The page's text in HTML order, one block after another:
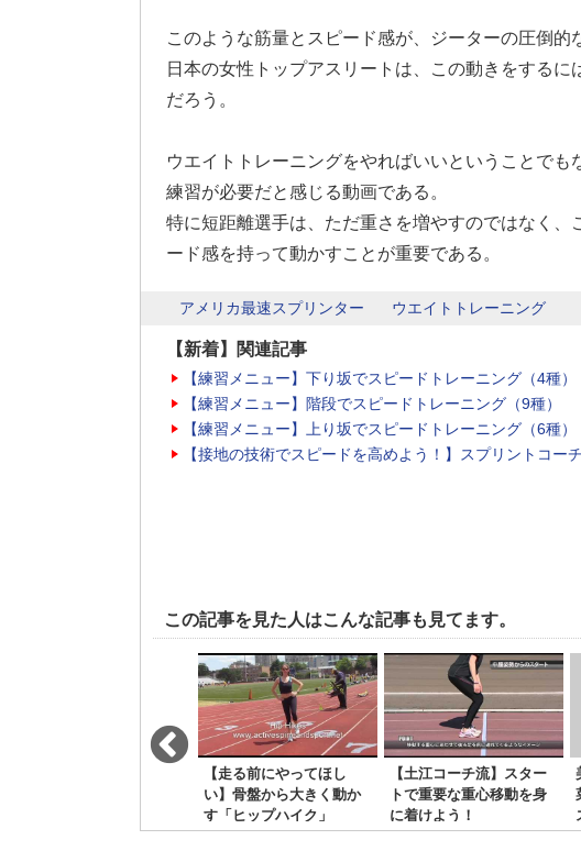
このような筋量とスピード感が、ジーターの圧倒的
日本の女性トップアスリートは、この動きをする
だろう。
ウエイトトレーニングをやればいいということで
練習が必要だと感じる動画である。
特に短距離選手は、ただ重さを増やすのではなく
ード感を持って動かすことが重要である。
アメリカ最速スプリンター ウエイトトレーニング
【新着】関連記事
【練習メニュー】下り坂でスピードトレーニング（4種）
【練習メニュー】階段でスピードトレーニング（9種）
【練習メニュー】上り坂でスピードトレーニング（6種）
【接地の技術でスピードを高めよう！】スプリントコ
この記事を見た人はこんな記事も見てます。
【走る前にやってほし
い】骨盤から大きく動か
す「ヒップハイク」
【土江コーチ流】スター
トで重要な重心移動を身
に着けよう！